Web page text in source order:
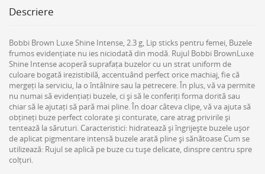
Descriere
Bobbi Brown Luxe Shine Intense, 2.3 g, Lip sticks pentru femei, Buzele
frumos evidențiate nu ies niciodată din modă. Rujul Bobbi BrownLuxe
Shine Intense acoperă suprafața buzelor cu un strat uniform de
culoare bogată irezistibilă, accentuând perfect orice machiaj, fie că
mergeți la serviciu, la o întâlnire sau la petrecere. În plus, vă va permite
nu numai să evidențiați buzele, ci și să le conferiți forma dorită sau
chiar să le ajutați să pară mai pline. În doar câteva clipe, vă va ajuta să
obțineți buze perfect colorate și conturate, care atrag privirile și
tentează la săruturi. Caracteristici: hidratează și îngrijește buzele ușor
de aplicat pigmentare intensă buzele arată pline și sănătoase Cum se
utilizează: Rujul se aplică pe buze cu tușe delicate, dinspre centru spre
colțuri.